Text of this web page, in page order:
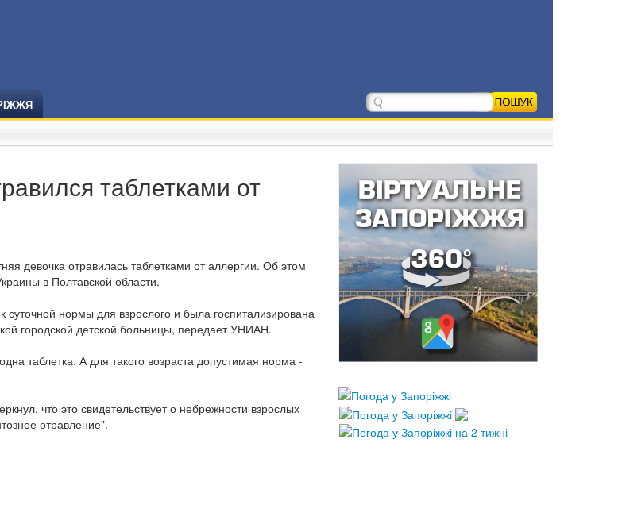
таблетками от
девочка отравилась таблетками от аллергии. Об этом
в Полтавской области.
нормы для взрослого и была госпитализирована
городской детской больницы, передает УНИАН.
таблетка. А для такого возраста допустимая норма -
что это свидетельствует о небрежности взрослых
отравление".